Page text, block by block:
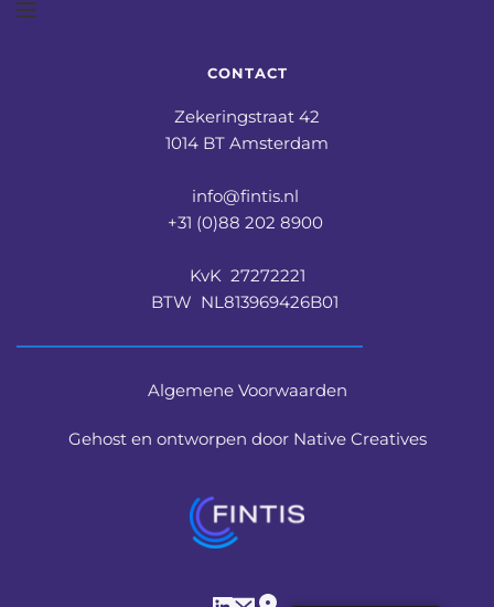
CONTACT
Zekeringstraat 42
1014 BT Amsterdam
info@fintis.nl
+31 (0)88 202 8900
KvK  27272221
BTW  NL813969426B01
Algemene Voorwaarden
Gehost en ontworpen door Native Creatives